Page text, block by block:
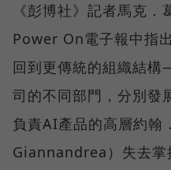
《彭博社》記者馬克
Power On電子報中指
回到更傳統的組織結
司的不同部門，分別發
負責AI產品的高層約翰
Giannandrea）失去